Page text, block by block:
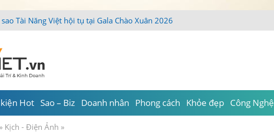
Hot Sao – Biz Doanh nhân Phong cách Khỏe đẹp Công Nghệ
» Kịch - Điện Ảnh »